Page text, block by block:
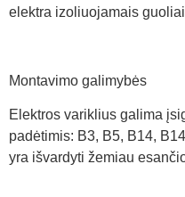
elektra izoliuojamais
Montavimo galimybės
Elektros variklius galima
padėtimis: B3, B5, B14,
yra išvardyti žemiau